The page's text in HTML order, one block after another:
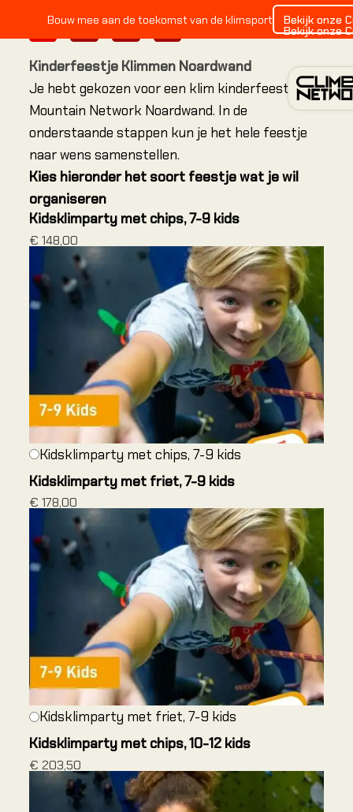
Bouw mee aan de toekomst van de klimsport Bekijk onze
Bekijk onze
Alles
Arnhem
Arnhem
Alles
Alles
Alles
Single
Multi
2 3 4
Kinderfeestje Klimmen Noardwand
Je hebt gekozen voor een klim kinderfeestje bij
Mountain Network Noardwand. In de
onderstaande stappen kun je het hele feestje
naar wens samenstellen.
Kies hieronder het soort feestje wat je wil
organiseren
Kidsklimparty met chips, 7-9 kids
€ 148,00
Kidsklimparty met chips, 7-9 kids
Kidsklimparty met friet, 7-9 kids
€ 178,00
Kidsklimparty met friet, 7-9 kids
Kidsklimparty met chips, 10-12 kids
€ 203,50